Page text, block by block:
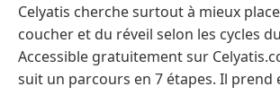
Celyatis cherche surtout à mieux
coucher et du réveil selon les cycles
Accessible gratuitement sur
suit un parcours en 7 étapes. Il prend